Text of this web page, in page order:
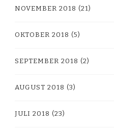
NOVEMBER 2018 (21)
OKTOBER 2018 (5)
SEPTEMBER 2018 (2)
AUGUST 2018 (3)
JULI 2018 (23)